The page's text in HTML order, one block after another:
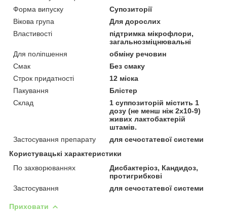
Форма випуску
Супозиторії
Вікова група
Для дорослих
Властивості
підтримка мікрофлори,
загальнозміцнювальні
Для поліпшення
обміну речовин
Смак
Без смаку
Строк придатності
12 міска
Пакування
Блістер
Склад
1 суппозиторій містить 1
дозу (не менш ніж 2x10-9)
живих лактобактерій
штамів.
Застосування препарату
для сечостатевої системи
Користувацькі характеристики
По захворюваннях
Дисбактеріоз, Кандидоз,
протигрибкові
Застосування
для сечостатевої системи
Приховати